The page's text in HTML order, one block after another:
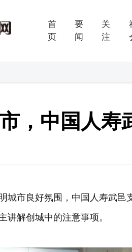
首
页
要
闻
关
注
，中国人寿
城市良好氛围，中国人寿武邑
讲解创城中的注意事项。